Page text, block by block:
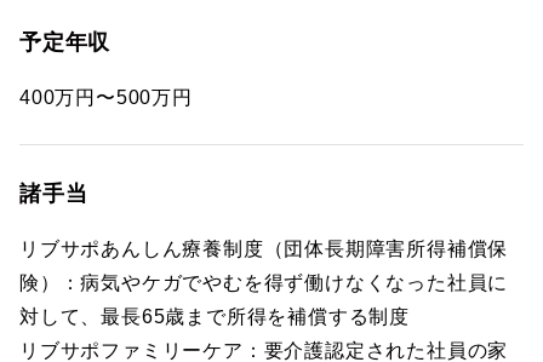
予定年収
400万円〜500万円
諸手当
リブサポあんしん療養制度（団体長期障害所得補償保
険）：病気やケガでやむを得ず働けなくなった社員に
対して、最長65歳まで所得を補償する制度
リブサポファミリーケア：要介護認定された社員の家